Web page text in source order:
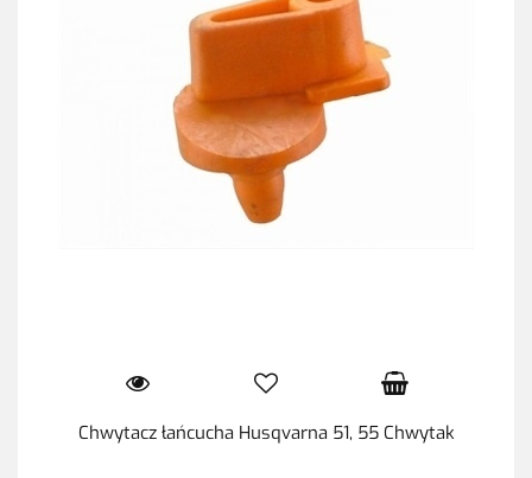
Chwytacz łańcucha Husqvarna 51, 55 Chwytak